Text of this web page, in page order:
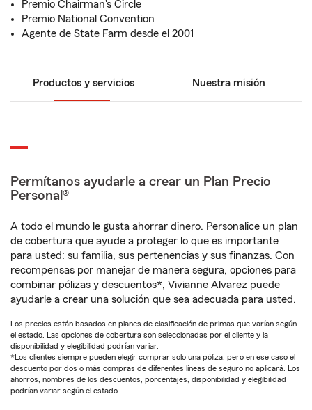
Premio Chairman's Circle
Premio National Convention
Agente de State Farm desde el 2001
Productos y servicios Nuestra misión
Permítanos ayudarle a crear un Plan Precio
Personal®
A todo el mundo le gusta ahorrar dinero. Personalice un plan
de cobertura que ayude a proteger lo que es importante
para usted: su familia, sus pertenencias y sus finanzas. Con
recompensas por manejar de manera segura, opciones para
combinar pólizas y descuentos*, Vivianne Alvarez puede
ayudarle a crear una solución que sea adecuada para usted.
Los precios están basados en planes de clasificación de primas que varían según
el estado. Las opciones de cobertura son seleccionadas por el cliente y la
disponibilidad y elegibilidad podrían variar.
*Los clientes siempre pueden elegir comprar solo una póliza, pero en ese caso el
descuento por dos o más compras de diferentes líneas de seguro no aplicará. Los
ahorros, nombres de los descuentos, porcentajes, disponibilidad y elegibilidad
podrían variar según el estado.